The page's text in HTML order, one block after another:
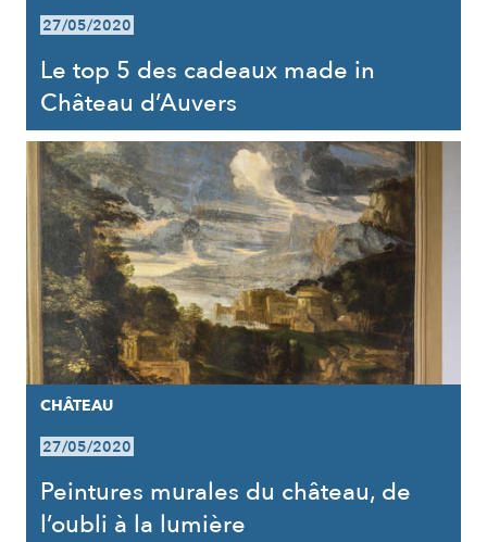
27/05/2020
Le top 5 des cadeaux made in
Château d’Auvers
CHÂTEAU
27/05/2020
Peintures murales du château, de
l’oubli à la lumière